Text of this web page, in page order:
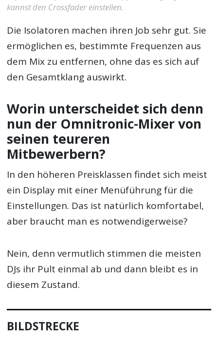
kannst den Crossfader einstellen.
Die Isolatoren machen ihren Job sehr gut. Sie
ermöglichen es, bestimmte Frequenzen aus
dem Mix zu entfernen, ohne das es sich auf
den Gesamtklang auswirkt.
Worin unterscheidet sich denn
nun der Omnitronic-Mixer von
seinen teureren
Mitbewerbern?
In den höheren Preisklassen findet sich meist
ein Display mit einer Menüführung für die
Einstellungen. Das ist natürlich komfortabel,
aber braucht man es notwendigerweise?
Nein, denn vermutlich stimmen die meisten
DJs ihr Pult einmal ab und dann bleibt es in
diesem Zustand.
BILDSTRECKE